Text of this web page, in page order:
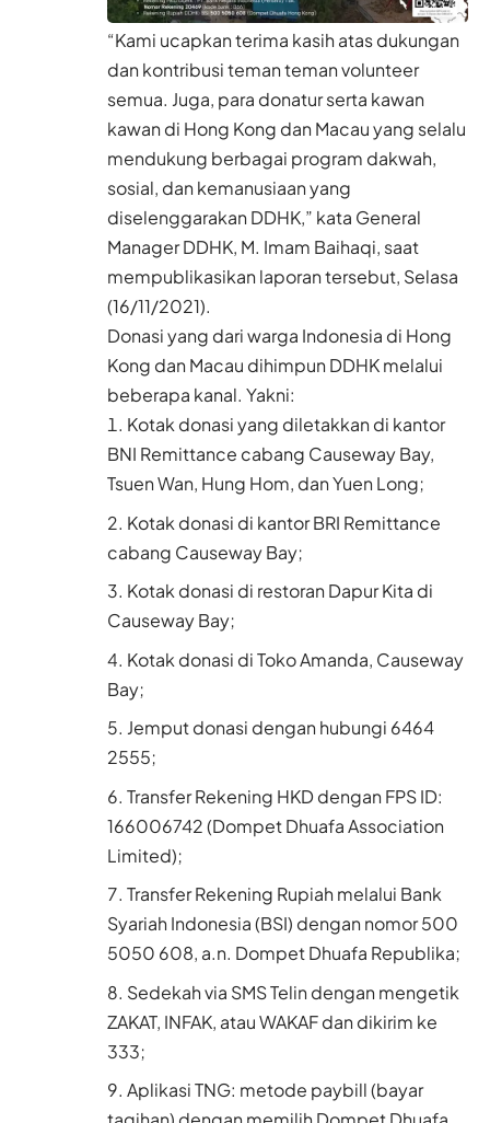
“Kami ucapkan terima kasih atas dukungan
dan kontribusi teman teman volunteer
semua. Juga, para donatur serta kawan
kawan di Hong Kong dan Macau yang selalu
mendukung berbagai program dakwah,
sosial, dan kemanusiaan yang
diselenggarakan DDHK,” kata General
Manager DDHK, M. Imam Baihaqi, saat
mempublikasikan laporan tersebut, Selasa
(16/11/2021).
Donasi yang dari warga Indonesia di Hong
Kong dan Macau dihimpun DDHK melalui
beberapa kanal. Yakni:
Kotak donasi yang diletakkan di kantor
BNI Remittance cabang Causeway Bay,
Tsuen Wan, Hung Hom, dan Yuen Long;
Kotak donasi di kantor BRI Remittance
cabang Causeway Bay;
Kotak donasi di restoran Dapur Kita di
Causeway Bay;
Kotak donasi di Toko Amanda, Causeway
Bay;
Jemput donasi dengan hubungi 6464
2555;
Transfer Rekening HKD dengan FPS ID:
166006742 (Dompet Dhuafa Association
Limited);
Transfer Rekening Rupiah melalui Bank
Syariah Indonesia (BSI) dengan nomor 500
5050 608, a.n. Dompet Dhuafa Republika;
Sedekah via SMS Telin dengan mengetik
ZAKAT, INFAK, atau WAKAF dan dikirim ke
333;
Aplikasi TNG: metode paybill (bayar